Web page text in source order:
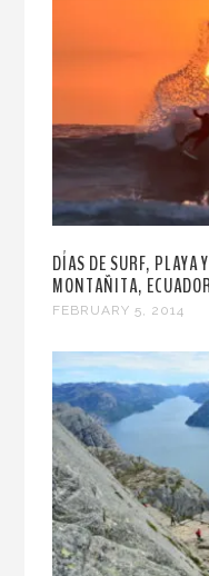
DÍAS DE SURF, PLAYA
MONTAÑITA, ECUADOR
FEBRUARY 5, 2014